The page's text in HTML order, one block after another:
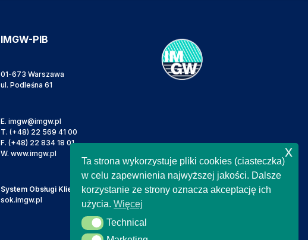
IMGW-PIB
01-673 Warszawa
ul. Podleśna 61
E. imgw@imgw.pl
T. (+48) 22 569 41 00
F. (+48) 22 834 18 01
W. www.imgw.pl
System Obsługi Klienta
sok.imgw.pl
Ta strona wykorzystuje pliki cookies (ciasteczka)
w celu zapewnienia najwyższej jakości. Dalsze
korzystanie ze strony oznacza akceptację ich
użycia.Więcej
Technical
Technical
x